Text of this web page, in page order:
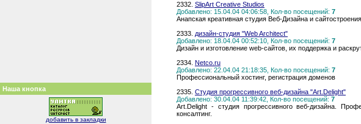
Наша кнопка
добавить в закладки
2332. SlipArt Creative Studios
Добавлено: 15.04.04 04:06:58, Кол-во посещений: 7
Анапская креативная студия Веб-Дизайна и сайтостроения
2333. дизайн-студия "Web Architect"
Добавлено: 18.04.04 00:52:10, Кол-во посещений: 7
Дизайн и изготовление web-сайтов, их поддержка и
2334. Netco.ru
Добавлено: 22.04.04 21:18:35, Кол-во посещений: 7
Профессиональный хостинг, регистрация доменов
2335. Студия прогрессивного веб-дизайна "Art.Delight"
Добавлено: 30.04.04 11:39:42, Кол-во посещений: 7
Art.Delight - студия прогрессивного веб-дизайна.
консалтинг.